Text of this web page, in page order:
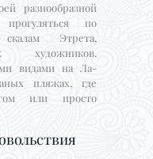
разнообразной
по
Этрета,
художников.
видами на Ла-
пляжах, где
или просто